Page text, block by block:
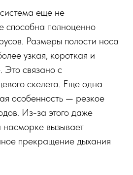
еще не
полноценно
Размеры полости носа
узкая, короткая и
Это связано с
скелета. Еще одна
особенность — резкое
Из-за этого даже
вызывает
прекращение дыхания